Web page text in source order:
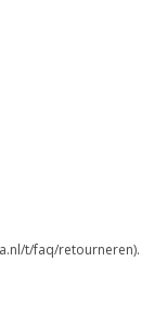
t/faq/retourneren).